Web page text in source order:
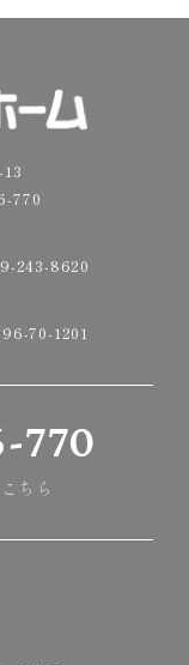
770
243-8620
70-1201
770
ちら